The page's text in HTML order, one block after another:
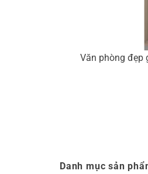
Văn phòng đẹp
Danh mục sản